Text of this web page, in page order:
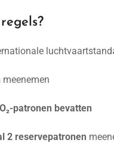
meenemen
patronen bevatten
2 reservepatronen